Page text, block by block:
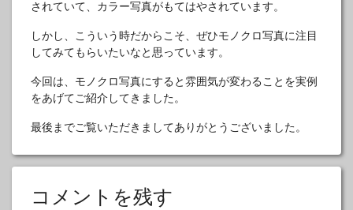
されていて、カラー写真がもてはやされています。
しかし、こういう時だからこそ、ぜひモノクロ写真に注目
してみてもらいたいなと思っています。
今回は、モノクロ写真にすると雰囲気が変わることを実例
をあげてご紹介してきました。
最後までご覧いただきましてありがとうございました。
コメントを残す